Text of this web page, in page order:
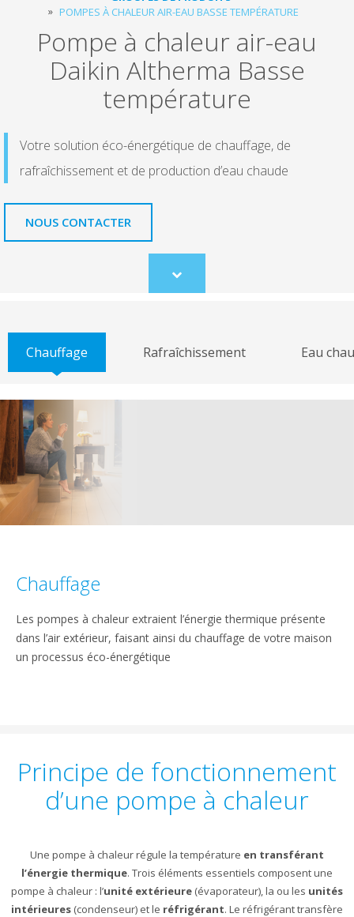
POMPES À CHALEUR AIR-EAU BASSE TEMPÉRATURE
Pompe à chaleur air-eau
Daikin Altherma Basse
température
Votre solution éco-énergétique de chauffage, de
rafraîchissement et de production d’eau chaude
NOUS CONTACTER
Scroll
to
Chauffage Rafraîchissement Eau
Chauffage
Les pompes à chaleur extraient l’énergie thermique présente
dans l’air extérieur, faisant ainsi du chauffage de votre maison
un processus éco-énergétique
Principe de fonctionnement
d’une pompe à chaleur
Une pompe à chaleur régule la température en transférant
l’énergie thermique. Trois éléments essentiels composent une
pompe à chaleur : l’unité extérieure (évaporateur), la ou les unités
intérieures (condenseur) et le réfrigérant. Le réfrigérant transfère